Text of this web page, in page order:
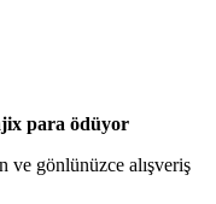
para ödüyor
ve gönlünüzce alışveriş